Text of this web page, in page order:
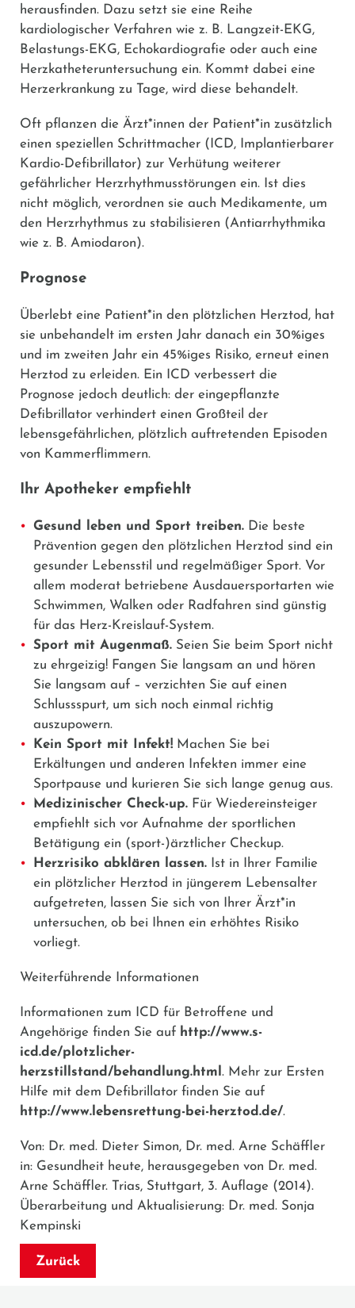
herausfinden. Dazu setzt sie eine Reihe
kardiologischer Verfahren wie z. B. Langzeit-EKG,
Belastungs-EKG, Echokardiografie oder auch eine
Herzkatheteruntersuchung ein. Kommt dabei eine
Herzerkrankung zu Tage, wird diese behandelt.
Oft pflanzen die Ärzt*innen der Patient*in zusätzlich
einen speziellen Schrittmacher (ICD, Implantierbarer
Kardio-Defibrillator) zur Verhütung weiterer
gefährlicher Herzrhythmusstörungen ein. Ist dies
nicht möglich, verordnen sie auch Medikamente, um
den Herzrhythmus zu stabilisieren (Antiarrhythmika
wie z. B. Amiodaron).
Prognose
Überlebt eine Patient*in den plötzlichen Herztod, hat
sie unbehandelt im ersten Jahr danach ein 30%iges
und im zweiten Jahr ein 45%iges Risiko, erneut einen
Herztod zu erleiden. Ein ICD verbessert die
Prognose jedoch deutlich: der eingepflanzte
Defibrillator verhindert einen Großteil der
lebensgefährlichen, plötzlich auftretenden Episoden
von Kammerflimmern.
Ihr Apotheker empfiehlt
Gesund leben und Sport treiben. Die beste
Prävention gegen den plötzlichen Herztod sind ein
gesunder Lebensstil und regelmäßiger Sport. Vor
allem moderat betriebene Ausdauersportarten wie
Schwimmen, Walken oder Radfahren sind günstig
für das Herz-Kreislauf-System.
Sport mit Augenmaß. Seien Sie beim Sport nicht
zu ehrgeizig! Fangen Sie langsam an und hören
Sie langsam auf – verzichten Sie auf einen
Schlussspurt, um sich noch einmal richtig
auszupowern.
Kein Sport mit Infekt! Machen Sie bei
Erkältungen und anderen Infekten immer eine
Sportpause und kurieren Sie sich lange genug aus.
Medizinischer Check-up. Für Wiedereinsteiger
empfiehlt sich vor Aufnahme der sportlichen
Betätigung ein (sport-)ärztlicher Checkup.
Herzrisiko abklären lassen. Ist in Ihrer Familie
ein plötzlicher Herztod in jüngerem Lebensalter
aufgetreten, lassen Sie sich von Ihrer Ärzt*in
untersuchen, ob bei Ihnen ein erhöhtes Risiko
vorliegt.
Weiterführende Informationen
Informationen zum ICD für Betroffene und
Angehörige finden Sie auf http://www.s-
icd.de/plotzlicher-
herzstillstand/behandlung.html . Mehr zur Ersten
Hilfe mit dem Defibrillator finden Sie auf
http://www.lebensrettung-bei-herztod.de/.
Von: Dr. med. Dieter Simon, Dr. med. Arne Schäffler
in: Gesundheit heute, herausgegeben von Dr. med.
Arne Schäffler. Trias, Stuttgart, 3. Auflage (2014).
Überarbeitung und Aktualisierung: Dr. med. Sonja
Kempinski
Zurück